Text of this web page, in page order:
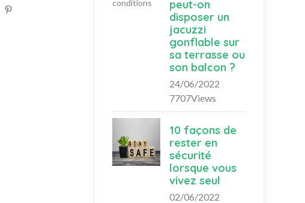
peut-on
disposer un
jacuzzi
gonflable sur
sa terrasse ou
son balcon ?
24/06/2022
7707Views
10 façons de
rester en
sécurité
lorsque vous
vivez seul
02/06/2022